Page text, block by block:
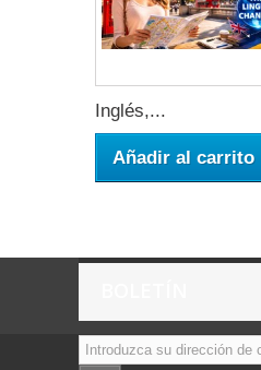
Inglés,...
Añadir al carrito